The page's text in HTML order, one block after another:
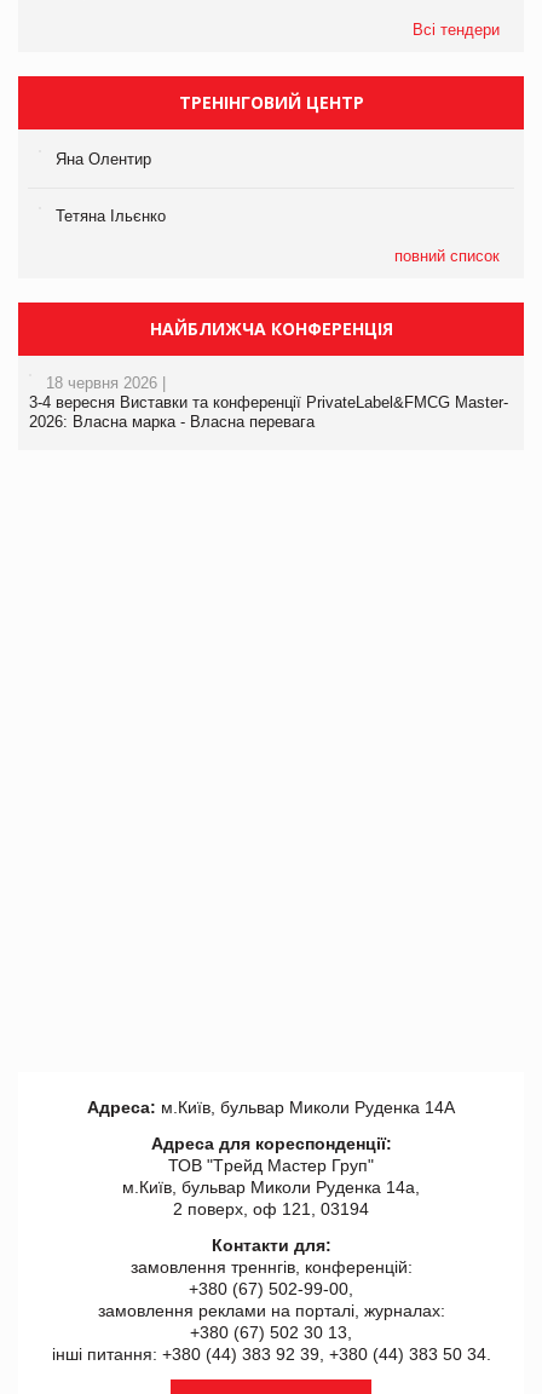
Всі тендери
ТРЕНІНГОВИЙ ЦЕНТР
Яна Олентир
Тетяна Ільєнко
повний список
НАЙБЛИЖЧА КОНФЕРЕНЦІЯ
18 червня 2026 |
3-4 вересня Виставки та конференції PrivateLabel&FMCG Master-
2026: Власна марка - Власна перевага
Адреса: м.Київ, бульвар Миколи Руденка 14А
Адреса для кореспонденції:
ТОВ "Tрейд Мастер Груп"
м.Київ, бульвар Миколи Руденка 14а,
2 поверх, оф 121, 03194
Контакти для:
замовлення треннгів, конференцій:
+380 (67) 502-99-00,
замовлення реклами на порталі, журналах:
+380 (67) 502 30 13,
інші питання: +380 (44) 383 92 39, +380 (44) 383 50 34.